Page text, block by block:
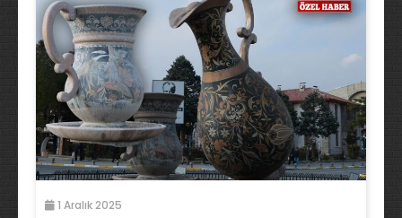
1 Aralık 2025